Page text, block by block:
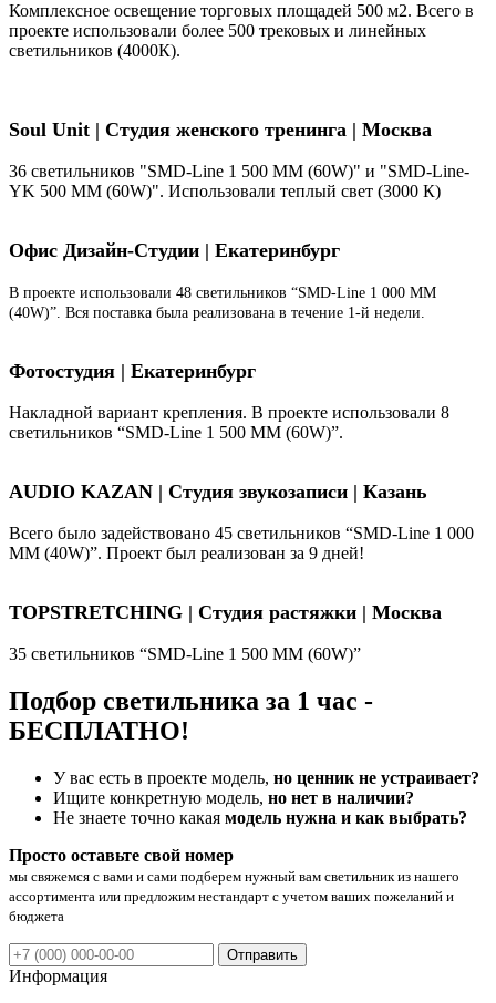
Комплексное освещение торговых площадей 500 м2. Всего в
проекте использовали более 500 трековых и линейных
светильников (4000К).
Soul Unit | Студия женского тренинга | Москва
36 светильников "SMD-Line 1 500 ММ (60W)" и "SMD-Line-
YK 500 ММ (60W)". Использовали теплый свет (3000 К)
Офис Дизайн-Студии | Екатеринбург
В проекте использовали 48 светильников “SMD-Line 1 000 ММ
(40W)”. Вся поставка была реализована в течение 1-й недели.
Фотостудия | Екатеринбург
Накладной вариант крепления. В проекте использовали 8
светильников “SMD-Line 1 500 ММ (60W)”.
AUDIO KAZAN | Студия звукозаписи | Казань
Всего было задействовано 45 светильников “SMD-Line 1 000
ММ (40W)”. Проект был реализован за 9 дней!
TOPSTRETCHING | Студия растяжки | Москва
35 светильников “SMD-Line 1 500 ММ (60W)”
Подбор светильника за 1 час -
БЕСПЛАТНО!
У вас есть в проекте модель, но ценник не устраивает?
Ищите конкретную модель, но нет в наличии?
Не знаете точно какая модель нужна и как выбрать?
Просто оставьте свой номер
мы свяжемся с вами и сами подберем нужный вам светильник из нашего
ассортимента или предложим нестандарт с учетом ваших пожеланий и
бюджета
Отправить
Информация